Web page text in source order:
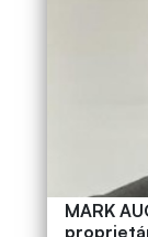
MARK